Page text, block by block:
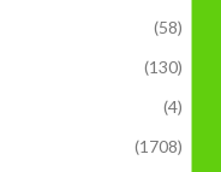
(58)
(130)
(4)
(1708)